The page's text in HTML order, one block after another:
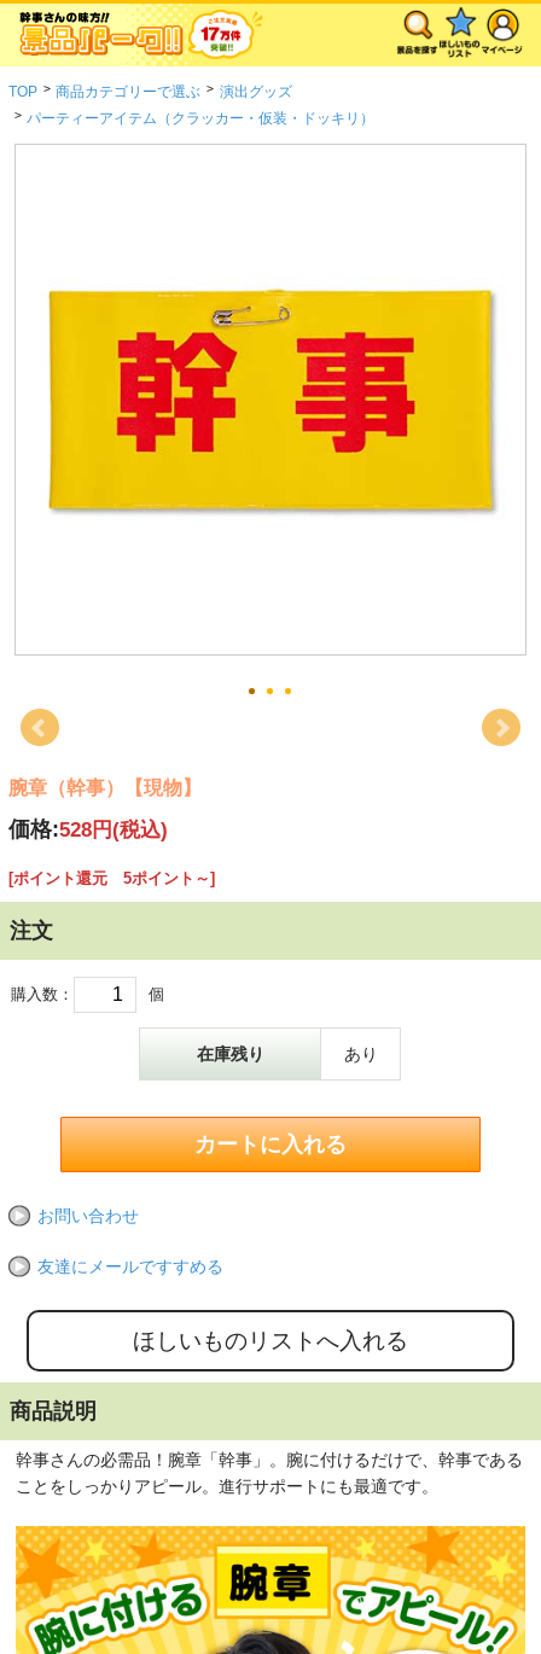
TOP > 商品カテゴリーで選ぶ > 演出グッズ
> パーティーアイテム（クラッカー・仮装・ドッキリ）
腕章（幹事）【現物】
価格:528円(税込)
[ポイント還元 5ポイント～]
注文
購入数： 個
在庫残り あり
お問い合わせ
友達にメールですすめる
商品説明
幹事さんの必需品！腕章「幹事」。腕に付けるだけで、幹事である
ことをしっかりアピール。進行サポートにも最適です。